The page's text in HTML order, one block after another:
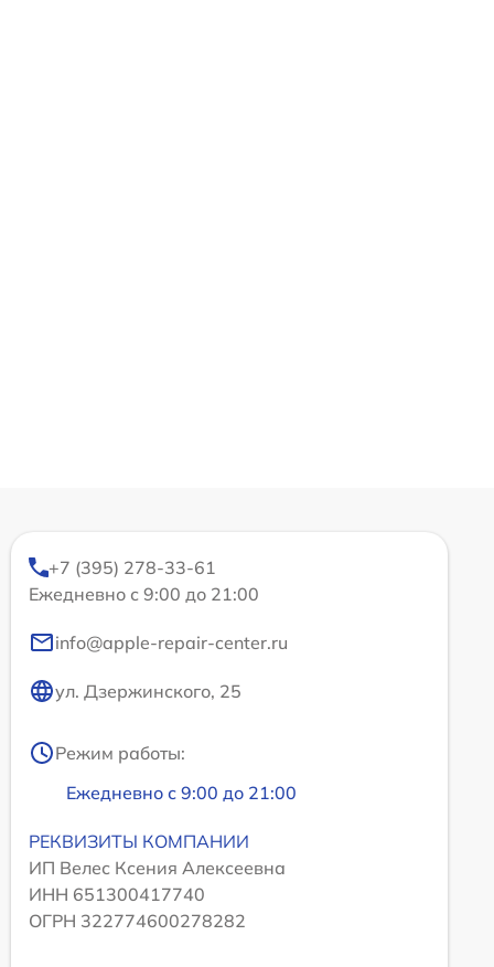
+7 (395) 278-33-61
Ежедневно с 9:00 до 21:00
info@apple-repair-center.ru
ул. Дзержинского, 25
Режим работы:
Ежедневно с 9:00 до 21:00
РЕКВИЗИТЫ КОМПАНИИ
ИП Велес Ксения Алексеевна
ИНН 651300417740
ОГРН 322774600278282